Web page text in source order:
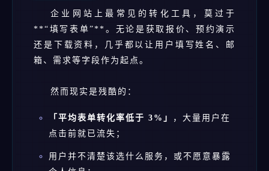
企业网站上最常见的转化工具，莫过于
**“填写表单”**。无论是获取报价、预约演示
还是下载资料，几乎都以让用户填写姓名、邮
箱、需求等字段作为起点。
然而现实是残酷的：
「平均表单转化率低于 3%」
，大量用户在
点击前就已流失；
用户并不清楚该选什么服务，或不愿意暴露